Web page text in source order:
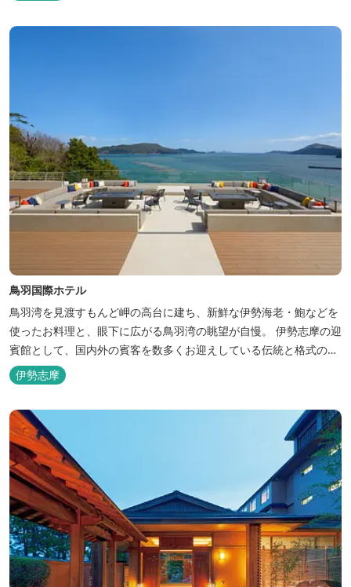
鳥羽国際ホテル
鳥羽湾を見渡すもんど岬の高台に建ち、新鮮な伊勢海老・鮑などを
使ったお料理と、眼下に広がる鳥羽湾の眺望が自慢。 伊勢志摩の迎
賓館として、国内外の賓客を数多くお迎えしている伝統と格式のあ
るホテルです。 【2024年3月25日リニューアル】 クラブラウンジ
アクセス付の新客室「オーシャンビュースイート・クラブ」が誕
生！ エントランスやフロント、ザ・ロビーラウンジ、パールオーシ
ャンテラ...
伊勢志摩